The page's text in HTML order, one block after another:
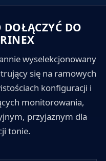
DOŁĄCZYĆ DO
wyselekcjonowany
się na ramowych
konfiguracji i
monitorowania,
przyjaznym dla
tonie.